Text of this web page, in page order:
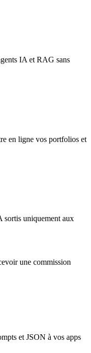
IA et RAG sans
en ligne vos portfolios et
sortis uniquement aux
une commission
et JSON à vos apps